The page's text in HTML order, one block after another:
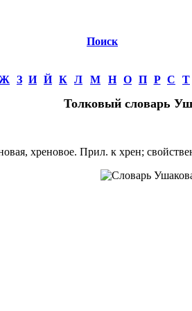
Поиск
З И Й К Л М Н О П Р С Т
Толковый словарь
хреновое. Прил. к хрен;